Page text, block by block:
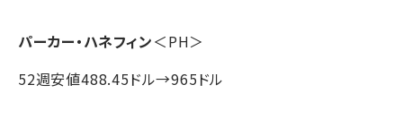
パーカー・ハネフィン＜PH＞
52週安値488.45ドル→965ドル